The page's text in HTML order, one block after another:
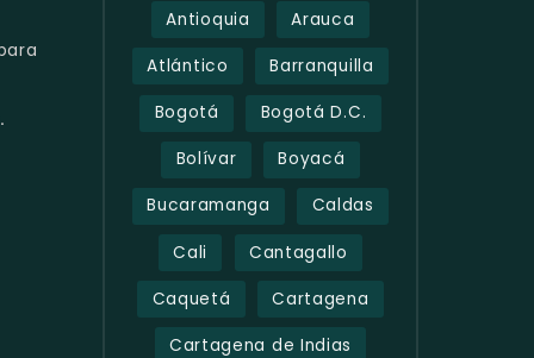
Antioquia Arauca
Atlántico Barranquilla
Bogotá Bogotá D.C.
Bolívar Boyacá
Bucaramanga Caldas
Cali Cantagallo
Caquetá Cartagena
Cartagena de Indias